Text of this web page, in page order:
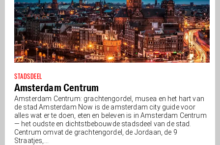
STADSDEEL
Amsterdam Centrum
Amsterdam Centrum: grachtengordel, musea en het hart van
de stad Amsterdam Now is de amsterdam city guide voor
alles wat er te doen, eten en beleven is in Amsterdam Centrum
— het oudste en dichtstbebouwde stadsdeel van de stad.
Centrum omvat de grachtengordel, de Jordaan, de 9
Straatjes,...